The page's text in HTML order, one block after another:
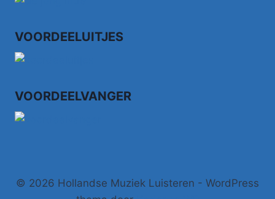
VOORDEELUITJES
VOORDEELVANGER
© 2026 Hollandse Muziek Luisteren - WordPress